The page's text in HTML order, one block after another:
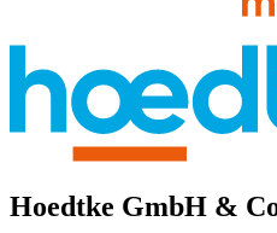
Hoedtke GmbH &